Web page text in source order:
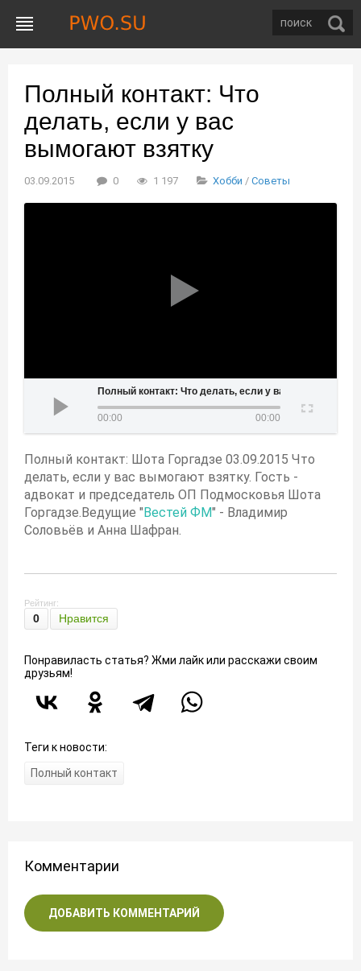
Полный контакт: Что
делать, если у вас
вымогают взятку
03.09.2015 0 1 197 Хобби / Советы
Полный контакт: Что делать, если у вас вымогают взятку
00:00 00:00
Полный контакт: Шота Горгадзе 03.09.2015 Что
делать, если у вас вымогают взятку. Гость -
адвокат и председатель ОП Подмосковья Шота
Горгадзе.Ведущие " Вестей ФМ" - Владимир
Соловьёв и Анна Шафран.
Рейтинг:
0 Нравится
Понравиласть статья? Жми лайк или расскажи своим
друзьям!
Теги к новости:
Полный контакт
Комментарии
ДОБАВИТЬ КОММЕНТАРИЙ